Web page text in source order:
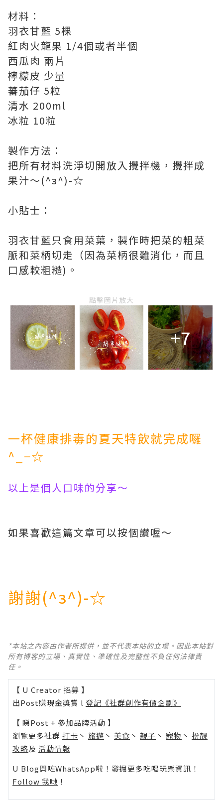
材料：
羽衣甘藍 5棵
紅肉火龍果 1/4個或者半個
西瓜肉 兩片
檸檬皮 少量
蕃茄仔 5粒
清水 200ml
冰粒 10粒
製作方法：
把所有材料洗淨切開放入攪拌機，攪拌成
果汁～(^з^)-☆
小貼士：
羽衣甘藍只食用菜葉，製作時把菜的粗菜
脈和菜柄切走（因為菜柄很難消化，而且
口感較粗糙)。
點擊圖片放大
+7
一杯健康排毒的夏天特飲就完成囉
^_−☆
以上是個人口味的分享～
如果喜歡這篇文章可以按個讃喔～
謝謝(^з^)-☆
*本站之內容由作者所提供，並不代表本站的立場。因此本站對
所有博客的立場、真實性、準確性及完整性不負任何法律責
任。
【 U Creator 招募 】
出Post賺現金獎賞 l 登記《社群創作有價企劃》
【 睇Post + 參加品牌活動 】
瀏覽更多社群 打卡 丶 旅遊 丶 美食 丶 親子 丶 寵物 丶 扮靚
攻略及 活動情報
U Blog開咗WhatsApp啦！發掘更多吃喝玩樂資訊！
Follow 我哋 ！